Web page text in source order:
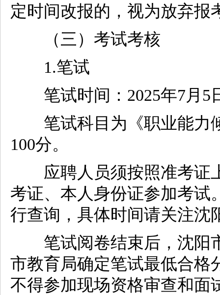
定时间改报的，视为放弃报
（三）考试考核
1.笔试
笔试时间：2025年7月5
笔试科目为《职业能力
100分。
应聘人员须按照准考证
考证、本人身份证参加考试
行查询，具体时间请关注沈
笔试阅卷结束后，沈阳
市教育局确定笔试最低合格
不得参加现场资格审查和面